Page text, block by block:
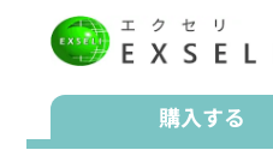
購入する